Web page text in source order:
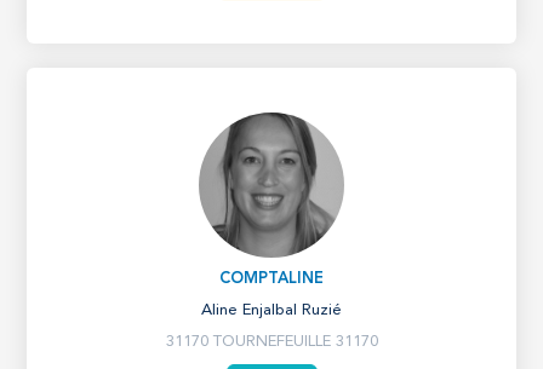
COMPTALINE
Aline Enjalbal Ruzié
31170 TOURNEFEUILLE 31170